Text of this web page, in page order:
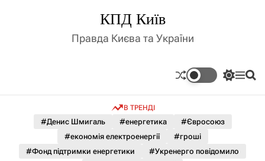
д
КПД Київ
Правда Києва та України
П
м
а
М П
В ТРЕНДІ
#Денис Шмигаль #енергетика
#Євросоюз
#економія електроенергії
#гроші
#Фонд підтримки енергетики
#Укренерго повідомило